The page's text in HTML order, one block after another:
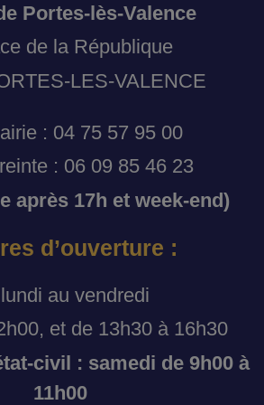
Portes-lès-Valence
de la République
LES-VALENCE
: 04 75 57 95 00
: 06 09 85 46 23
après 17h et week-end)
d’ouverture :
au vendredi
et de 13h30 à 16h30
civil : samedi de 9h00 à
11h00